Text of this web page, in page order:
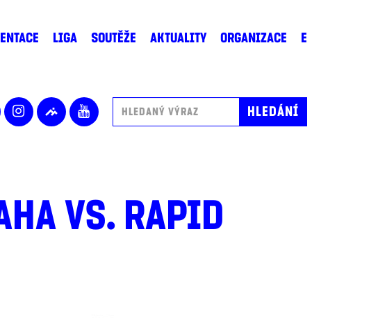
LIGA SOUTĚŽE AKTUALITY ORGANIZACE E
VS. RAPID